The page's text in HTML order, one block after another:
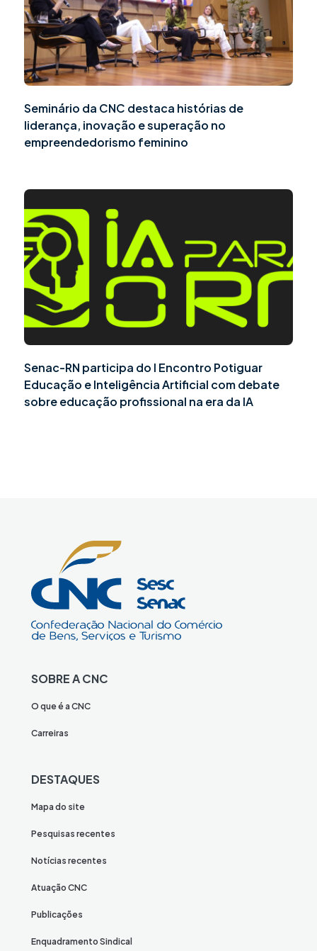
Seminário da CNC destaca histórias de
liderança, inovação e superação no
empreendedorismo feminino
Senac-RN participa do I Encontro Potiguar
Educação e Inteligência Artificial com debate
sobre educação profissional na era da IA
SOBRE A CNC
O que é a CNC
Carreiras
DESTAQUES
Mapa do site
Pesquisas recentes
Notícias recentes
Atuação CNC
Publicações
Enquadramento Sindical